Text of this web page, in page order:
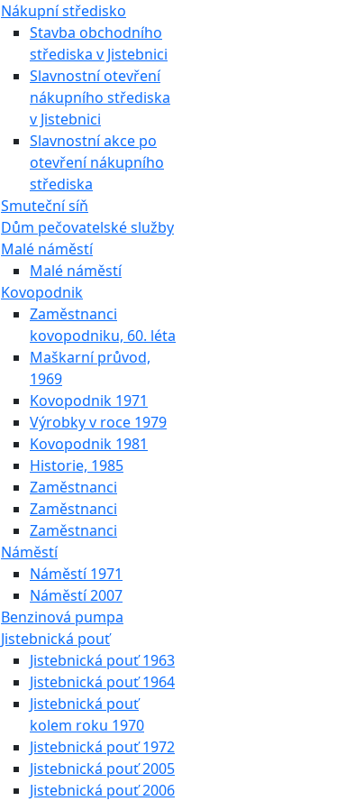
Nákupní středisko
Stavba obchodního
střediska v Jistebnici
Slavnostní otevření
nákupního střediska
v Jistebnici
Slavnostní akce po
otevření nákupního
střediska
Smuteční síň
Dům pečovatelské služby
Malé náměstí
Malé náměstí
Kovopodnik
Zaměstnanci
kovopodniku, 60. léta
Maškarní průvod,
1969
Kovopodnik 1971
Výrobky v roce 1979
Kovopodnik 1981
Historie, 1985
Zaměstnanci
Zaměstnanci
Zaměstnanci
Náměstí
Náměstí 1971
Náměstí 2007
Benzinová pumpa
Jistebnická pouť
Jistebnická pouť 1963
Jistebnická pouť 1964
Jistebnická pouť
kolem roku 1970
Jistebnická pouť 1972
Jistebnická pouť 2005
Jistebnická pouť 2006